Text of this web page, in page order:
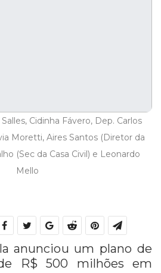
Cidinha Fávero, Dep. Carlos
Moretti, Aires Santos (Diretor da
(Sec da Casa Civil) e Leonardo
Mello
anunciou um plano de
R$ 500 milhões em